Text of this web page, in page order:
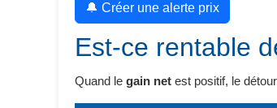
🔔 Créer une alerte prix
Est-ce rentable
Quand le gain net est positif, le